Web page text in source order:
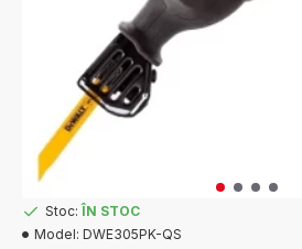
Stoc: ÎN STOC
Model: DWE305PK-QS